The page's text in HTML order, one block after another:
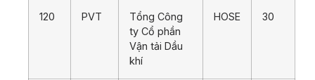
120 PVT
Tổng Công
ty Cổ phần
Vận tải Dầu
khí
HOSE 30